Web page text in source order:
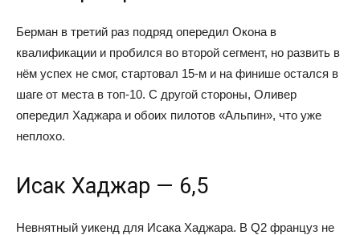
Берман в третий раз подряд опередил Окона в
квалификации и пробился во второй сегмент, но развить в
нём успех не смог, стартовал 15-м и на финише остался в
шаге от места в топ-10. С другой стороны, Оливер
опередил Хаджара и обоих пилотов «Альпин», что уже
неплохо.
Исак Хаджар — 6,5
Невнятный уикенд для Исака Хаджара. В Q2 француз не